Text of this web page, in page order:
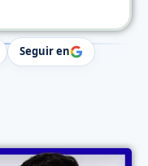
Seguir en